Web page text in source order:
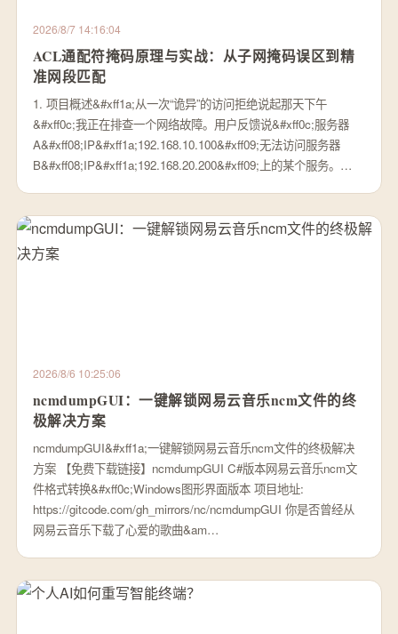
2026/8/7 14:16:04
ACL通配符掩码原理与实战：从子网掩码误区到精
准网段匹配
1. 项目概述&#xff1a;从一次“诡异”的访问拒绝说起那天下午
&#xff0c;我正在排查一个网络故障。用户反馈说&#xff0c;服务器
A&#xff08;IP&#xff1a;192.168.10.100&#xff09;无法访问服务器
B&#xff08;IP&#xff1a;192.168.20.200&#xff09;上的某个服务。…
2026/8/6 10:25:06
ncmdumpGUI：一键解锁网易云音乐ncm文件的终
极解决方案
ncmdumpGUI&#xff1a;一键解锁网易云音乐ncm文件的终极解决
方案 【免费下载链接】ncmdumpGUI C#版本网易云音乐ncm文
件格式转换&#xff0c;Windows图形界面版本 项目地址:
https://gitcode.com/gh_mirrors/nc/ncmdumpGUI 你是否曾经从
网易云音乐下载了心爱的歌曲&am…